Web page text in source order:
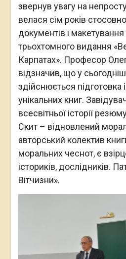
звернув увагу на
велася сім років
документів і макетування
трьохтомного видання
Карпатах». Професор
відзначив, що у
здійснюється підготовка
унікальних книг.
всесвітньої історії
Скит – відновлений
авторський колектив
моральних чеснот, є
істориків, дослідників.
Вітчизни».